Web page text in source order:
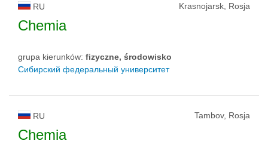
RU Krasnojarsk, Rosja
Chemia
grupa kierunków: fizyczne, środowisko
Сибирский федеральный университет
RU Tambov, Rosja
Chemia